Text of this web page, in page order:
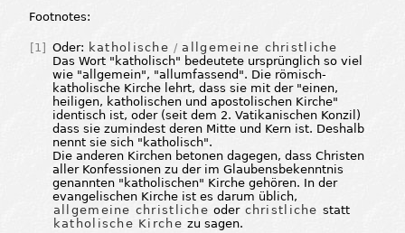
Footnotes:
[1] Oder: katholische / allgemeine christliche
Das Wort "katholisch" bedeutete ursprünglich so viel
wie "allgemein", "allumfassend". Die römisch-
katholische Kirche lehrt, dass sie mit der "einen,
heiligen, katholischen und apostolischen Kirche"
identisch ist, oder (seit dem 2. Vatikanischen Konzil)
dass sie zumindest deren Mitte und Kern ist. Deshalb
nennt sie sich "katholisch".
Die anderen Kirchen betonen dagegen, dass Christen
aller Konfessionen zu der im Glaubensbekenntnis
genannten "katholischen" Kirche gehören. In der
evangelischen Kirche ist es darum üblich,
allgemeine christliche oder christliche statt
katholische Kirche zu sagen.